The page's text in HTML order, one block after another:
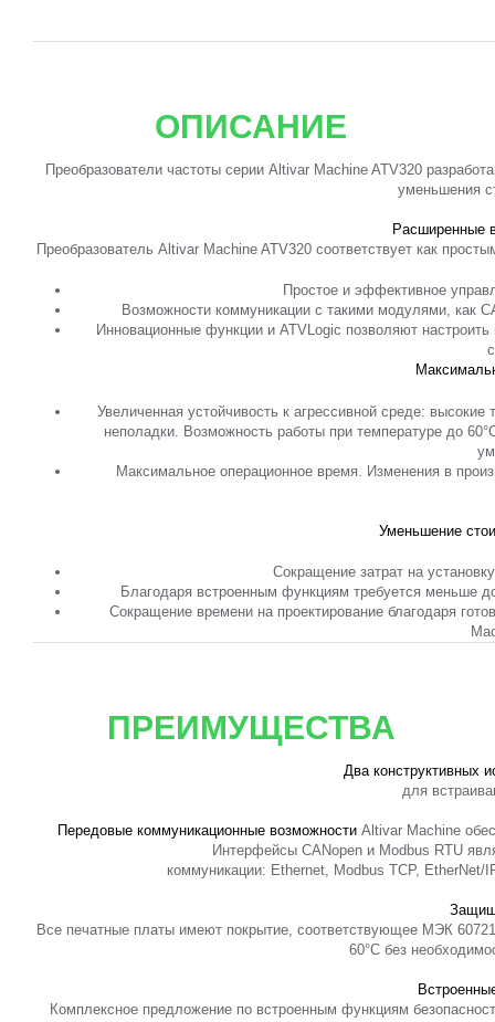
ОПИСАНИЕ
Преобразователи частоты серии Altivar Machine ATV320
уменьшения
Расширенные
Преобразователь Altivar Machine ATV320 соответствует как
Простое и эффективное
Возможности коммуникации с такими модулями, как
Инновационные функции и ATVLogic позволяют
Увеличенная устойчивость к агрессивной среде:
неполадки. Возможность работы при температуре до
Максимальное операционное время. Изменения в
Уменьшение
Сокращение затрат на
Благодаря встроенным функциям требуется меньше
Сокращение времени на проектирование благодаря
ПРЕИМУЩЕСТВА
Два конструктивных
для
Передовые коммуникационные возможностиAltivar Machine
Интерфейсы CANopen и Modbus RTU
коммуникации: Ethernet, Modbus TCP,
Все печатные платы имеют покрытие, соответствующее МЭК
60°C без
Комплексное предложение по встроенным функциям